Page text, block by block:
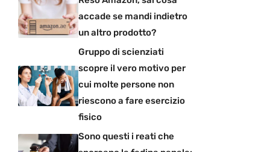
accade se mandi indietro
un altro prodotto?
Gruppo di scienziati
scopre il vero motivo per
cui molte persone non
riescono a fare esercizio
fisico
Sono questi i reati che